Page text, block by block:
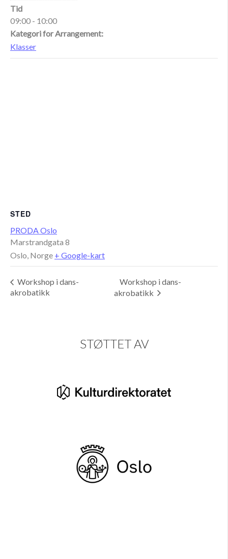
Tid
09:00 - 10:00
Kategori for Arrangement:
Klasser
STED
PRODA Oslo
Marstrandgata 8
Oslo Norge + Google-kart
Workshop i dans-
akrobatikk
Workshop i dans-
akrobatikk
STØTTET AV